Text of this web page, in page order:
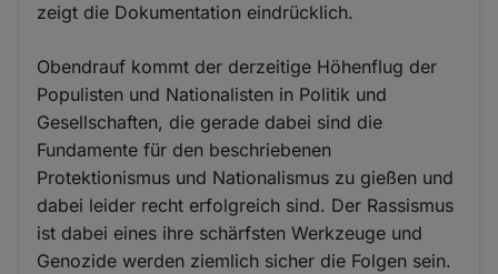
zeigt die Dokumentation eindrücklich.
Obendrauf kommt der derzeitige Höhenflug der
Populisten und Nationalisten in Politik und
Gesellschaften, die gerade dabei sind die
Fundamente für den beschriebenen
Protektionismus und Nationalismus zu gießen und
dabei leider recht erfolgreich sind. Der Rassismus
ist dabei eines ihre schärfsten Werkzeuge und
Genozide werden ziemlich sicher die Folgen sein.